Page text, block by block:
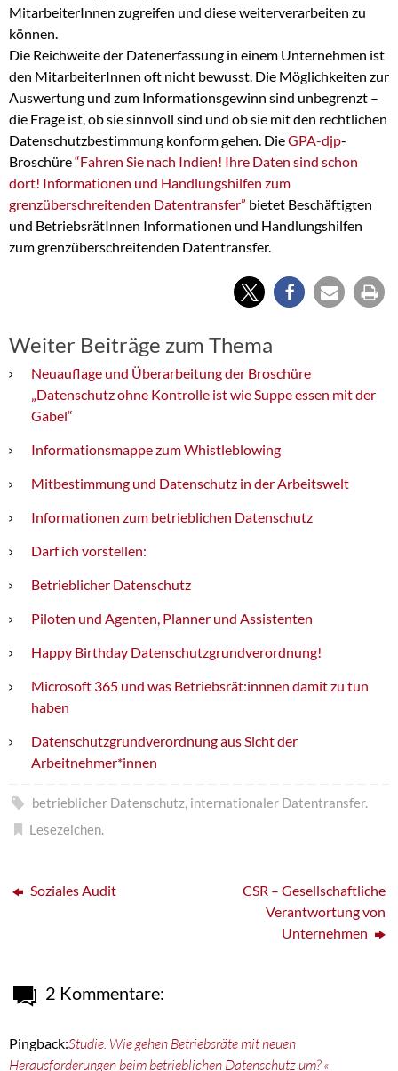
MitarbeiterInnen zugreifen und diese weiterverarbeiten zu
können.
Die Reichweite der Datenerfassung in einem Unternehmen ist
den MitarbeiterInnen oft nicht bewusst. Die Möglichkeiten zur
Auswertung und zum Informationsgewinn sind unbegrenzt –
die Frage ist, ob sie sinnvoll sind und ob sie mit den rechtlichen
Datenschutzbestimmung konform gehen. DieGPA-djp-
Broschüre“Fahren Sie nach Indien! Ihre Daten sind schon
dort! Informationen und Handlungshilfen zum
grenzüberschreitenden Datentransfer” bietet Beschäftigten
und BetriebsrätInnen Informationen und Handlungshilfen
zum grenzüberschreitenden Datentransfer.
Weiter Beiträge zum Thema
Neuauflage und Überarbeitung der Broschüre
„Datenschutz ohne Kontrolle ist wie Suppe essen mit der
Gabel“
Informationsmappe zum Whistleblowing
Mitbestimmung und Datenschutz in der Arbeitswelt
Informationen zum betrieblichen Datenschutz
Darf ich vorstellen:
Betrieblicher Datenschutz
Piloten und Agenten, Planner und Assistenten
Happy Birthday Datenschutzgrundverordnung!
Microsoft 365 und was Betriebsrät:innnen damit zu tun
haben
Datenschutzgrundverordnung aus Sicht der
Arbeitnehmer*innen
betrieblicher Datenschutz, internationaler Datentransfer.
Lesezeichen.
Soziales Audit
CSR – Gesellschaftliche
Verantwortung von
Unternehmen
2 Kommentare:
Pingback:Studie: Wie gehen Betriebsräte mit neuen
Herausforderungen beim betrieblichen Datenschutz um? «